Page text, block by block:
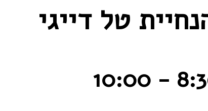
טל דייגי
-
10:00